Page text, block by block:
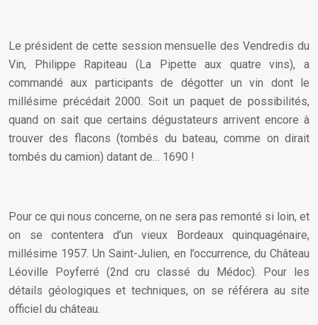
Le président de cette session mensuelle des Vendredis du
Vin, Philippe Rapiteau (La Pipette aux quatre vins), a
commandé aux participants de dégotter un vin dont le
millésime précédait 2000. Soit un paquet de possibilités,
quand on sait que certains dégustateurs arrivent encore à
trouver des flacons (tombés du bateau, comme on dirait
tombés du camion) datant de… 1690 !
Pour ce qui nous concerne, on ne sera pas remonté si loin, et
on se contentera d’un vieux Bordeaux quinquagénaire,
millésime 1957. Un Saint-Julien, en l’occurrence, du Château
Léoville Poyferré (2nd cru classé du Médoc). Pour les
détails géologiques et techniques, on se référera au site
officiel du château.